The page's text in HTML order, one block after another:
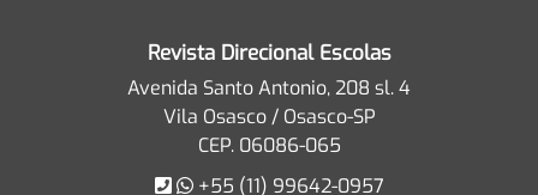
Revista Direcional Escolas
Avenida Santo Antonio, 208 sl. 4
Vila Osasco / Osasco-SP
CEP. 06086-065
+55 (11) 99642-0957